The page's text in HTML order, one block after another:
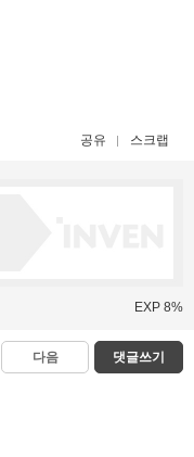
공유 스크랩
EXP 8%
다음 댓글쓰기